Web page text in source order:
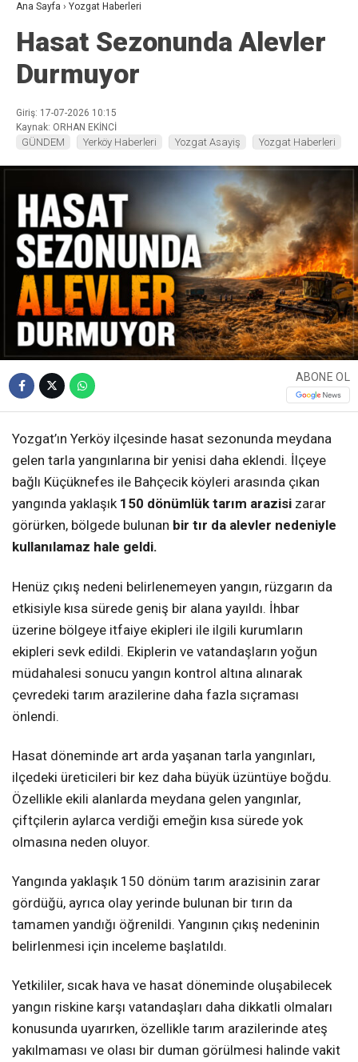
Ana Sayfa › Yozgat Haberleri
Hasat Sezonunda Alevler
Durmuyor
Giriş: 17-07-2026 10:15
Kaynak: ORHAN EKİNCİ
GÜNDEM Yerköy Haberleri Yozgat Asayiş Yozgat Haberleri
ABONE OL
Yozgat’ın Yerköy ilçesinde hasat sezonunda meydana
gelen tarla yangınlarına bir yenisi daha eklendi. İlçeye
bağlı Küçüknefes ile Bahçecik köyleri arasında çıkan
yangında yaklaşık 150 dönümlük tarım arazisi zarar
görürken, bölgede bulunan bir tır da alevler nedeniyle
kullanılamaz hale geldi.
Henüz çıkış nedeni belirlenemeyen yangın, rüzgarın da
etkisiyle kısa sürede geniş bir alana yayıldı. İhbar
üzerine bölgeye itfaiye ekipleri ile ilgili kurumların
ekipleri sevk edildi. Ekiplerin ve vatandaşların yoğun
müdahalesi sonucu yangın kontrol altına alınarak
çevredeki tarım arazilerine daha fazla sıçraması
önlendi.
Hasat döneminde art arda yaşanan tarla yangınları,
ilçedeki üreticileri bir kez daha büyük üzüntüye boğdu.
Özellikle ekili alanlarda meydana gelen yangınlar,
çiftçilerin aylarca verdiği emeğin kısa sürede yok
olmasına neden oluyor.
Yangında yaklaşık 150 dönüm tarım arazisinin zarar
gördüğü, ayrıca olay yerinde bulunan bir tırın da
tamamen yandığı öğrenildi. Yangının çıkış nedeninin
belirlenmesi için inceleme başlatıldı.
Yetkililer, sıcak hava ve hasat döneminde oluşabilecek
yangın riskine karşı vatandaşları daha dikkatli olmaları
konusunda uyarırken, özellikle tarım arazilerinde ateş
yakılmaması ve olası bir duman görülmesi halinde vakit